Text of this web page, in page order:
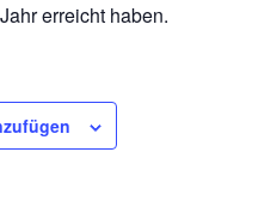
erreicht haben.